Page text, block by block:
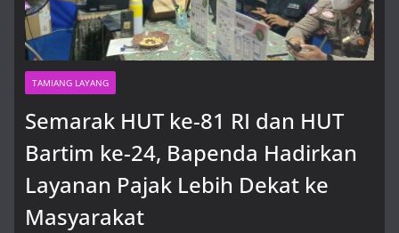
TAMIANG LAYANG
Semarak HUT ke-81 RI dan HUT
Bartim ke-24, Bapenda Hadirkan
Layanan Pajak Lebih Dekat ke
Masyarakat